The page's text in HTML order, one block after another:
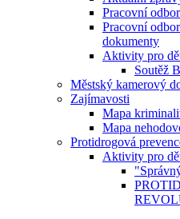
Pracovní
Pracovní
dokumenty
Aktivity pro
Soutěž
Městský kamerový
Zajímavosti
Mapa
Mapa
Protidrogová
Aktivity pro